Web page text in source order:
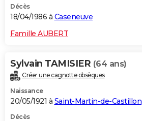
Décès
18/04/1986 à Caseneuve
Famille AUBERT
Sylvain TAMISIER (64 ans)
Créer une cagnotte obsèques
Naissance
20/05/1921 à Saint-Martin-de-Castillon
Décès